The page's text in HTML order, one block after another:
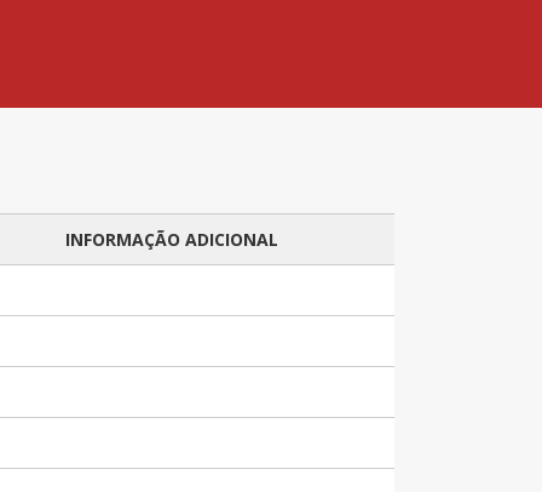
INFORMAÇÃO ADICIONAL